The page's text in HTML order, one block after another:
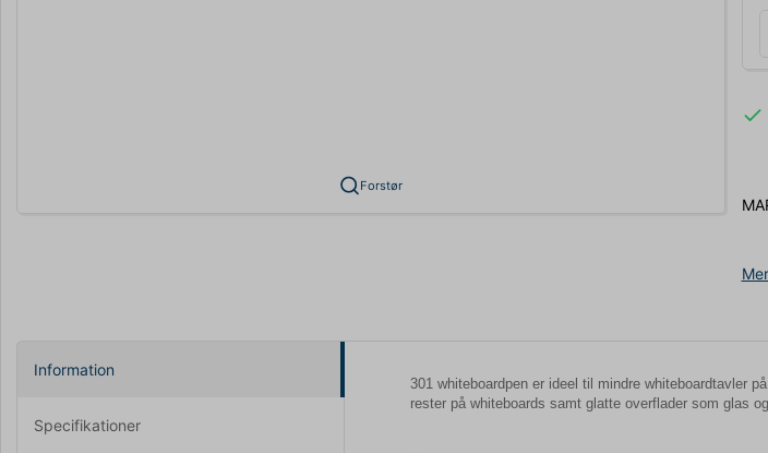
Forstør
Information
Specifikationer
301 whiteboardpen er ideel til mindre whiteboardtavler
rester på whiteboards samt glatte overflader som glas